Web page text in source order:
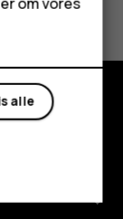
alle